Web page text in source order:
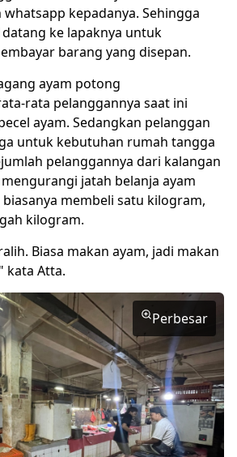
kepadanya. Sehingga
ke lapaknya untuk
barang yang disepan.
ayam potong
rata pelanggannya saat ini
ayam. Sedangkan pelanggan
untuk kebutuhan rumah tangga
pelanggannya dari kalangan
jatah belanja ayam
membeli satu kilogram,
kilogram.
Biasa makan ayam, jadi makan
kata Atta.
Perbesar